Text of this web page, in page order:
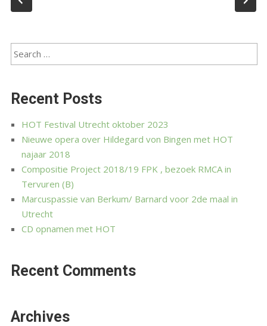
Recent Posts
HOT Festival Utrecht oktober 2023
Nieuwe opera over Hildegard von Bingen met HOT
najaar 2018
Compositie Project 2018/19 FPK , bezoek RMCA in
Tervuren (B)
Marcuspassie van Berkum/ Barnard voor 2de maal in
Utrecht
CD opnamen met HOT
Recent Comments
Archives